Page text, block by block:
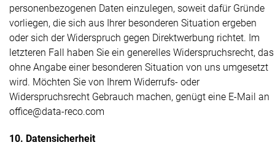
personenbezogenen Daten einzulegen, soweit dafür Gründe
vorliegen, die sich aus Ihrer besonderen Situation ergeben
oder sich der Widerspruch gegen Direktwerbung richtet. Im
letzteren Fall haben Sie ein generelles Widerspruchsrecht, das
ohne Angabe einer besonderen Situation von uns umgesetzt
wird. Möchten Sie von Ihrem Widerrufs- oder
Widerspruchsrecht Gebrauch machen, genügt eine E-Mail an
office@data-reco.com
10. Datensicherheit